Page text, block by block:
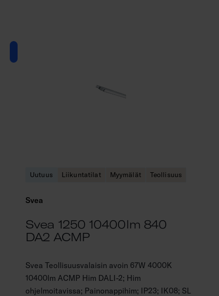
Uutuus Liikuntatilat Myymälät Teollisuus
Svea
Svea 1250 10400lm 840
DA2 ACMP
Svea Teollisuusvalaisin avoin 67W 4000K
10400lm ACMP Him DALI-2; Him
ohjelmoitavissa; Painonappihim; IP23; IK08; SL